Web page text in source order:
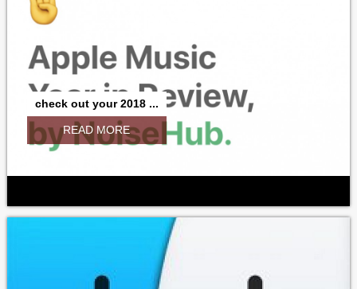
check out your 2018 ...
READ MORE